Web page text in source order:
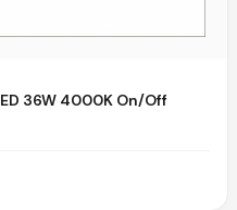
36W 4000K On/Off